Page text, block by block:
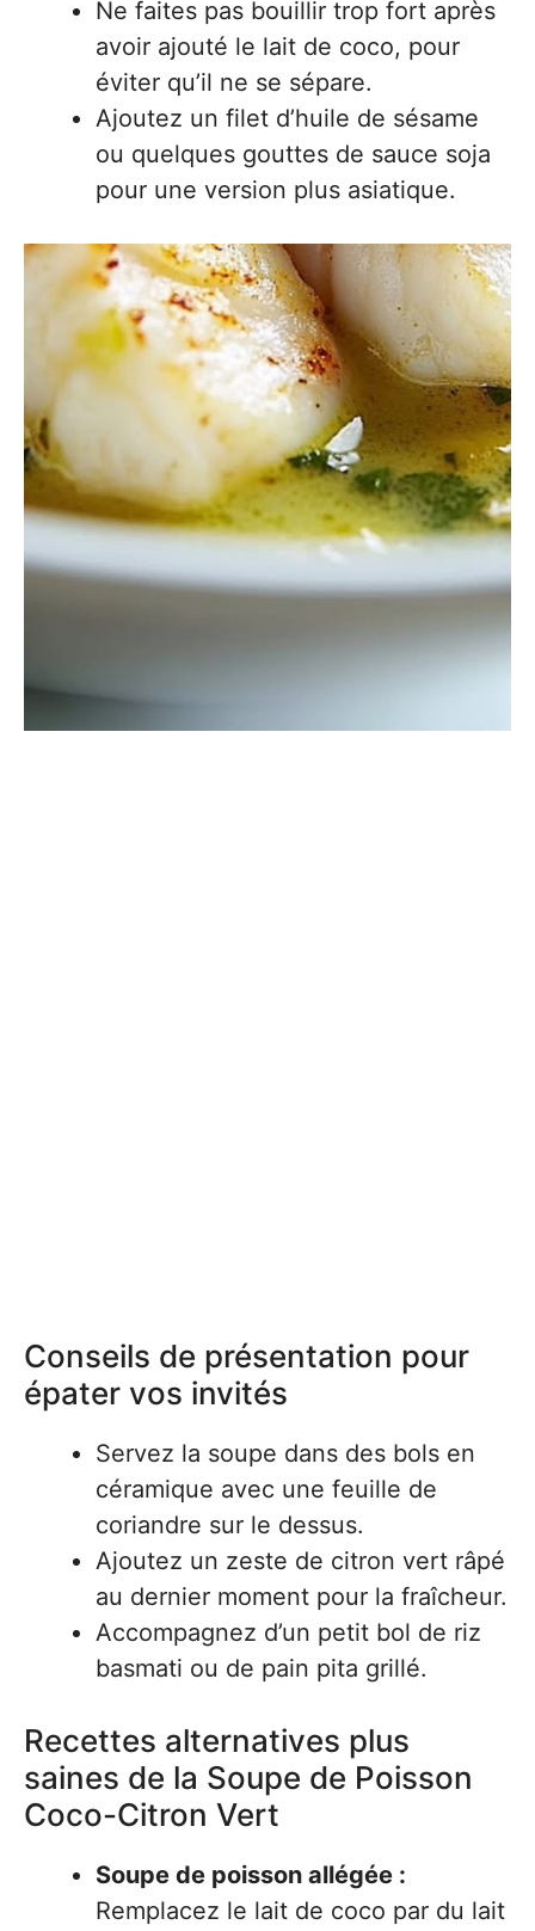
Ne faites pas bouillir trop fort après
avoir ajouté le lait de coco, pour
éviter qu’il ne se sépare.
Ajoutez un filet d’huile de sésame
ou quelques gouttes de sauce soja
pour une version plus asiatique.
Conseils de présentation pour
épater vos invités
Servez la soupe dans des bols en
céramique avec une feuille de
coriandre sur le dessus.
Ajoutez un zeste de citron vert râpé
au dernier moment pour la fraîcheur.
Accompagnez d’un petit bol de riz
basmati ou de pain pita grillé.
Recettes alternatives plus
saines de la Soupe de Poisson
Coco-Citron Vert
Soupe de poisson allégée :
Remplacez le lait de coco par du lait